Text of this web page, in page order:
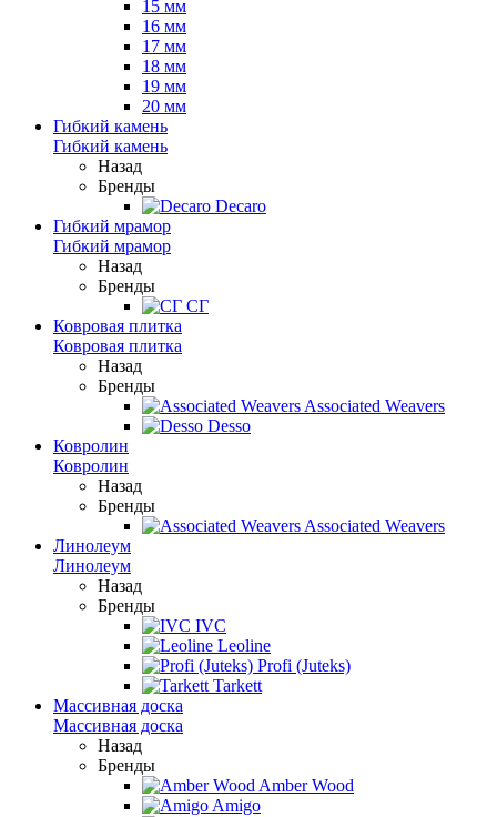
15 мм
16 мм
17 мм
18 мм
19 мм
20 мм
Гибкий камень
Гибкий камень
Назад
Бренды
Decaro
Гибкий мрамор
Гибкий мрамор
Назад
Бренды
СГ
Ковровая плитка
Ковровая плитка
Назад
Бренды
Associated Weavers
Desso
Ковролин
Ковролин
Назад
Бренды
Associated Weavers
Линолеум
Линолеум
Назад
Бренды
IVC
Leoline
Profi (Juteks)
Tarkett
Массивная доска
Массивная доска
Назад
Бренды
Amber Wood
Amigo